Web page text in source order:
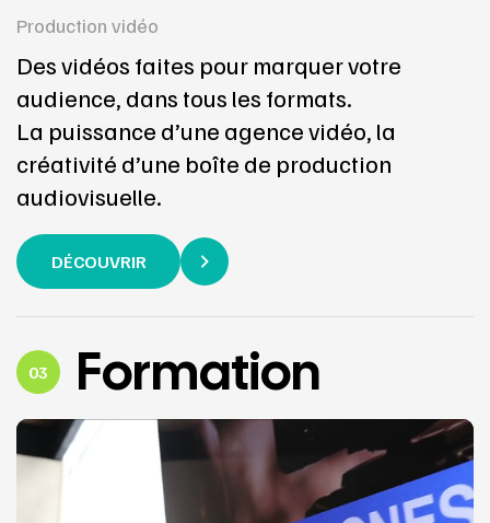
Production vidéo
Des vidéos faites pour marquer votre
audience, dans tous les formats.
La puissance d’une agence vidéo, la
créativité d’une boîte de production
audiovisuelle.
DÉCOUVRIR
03 Formation